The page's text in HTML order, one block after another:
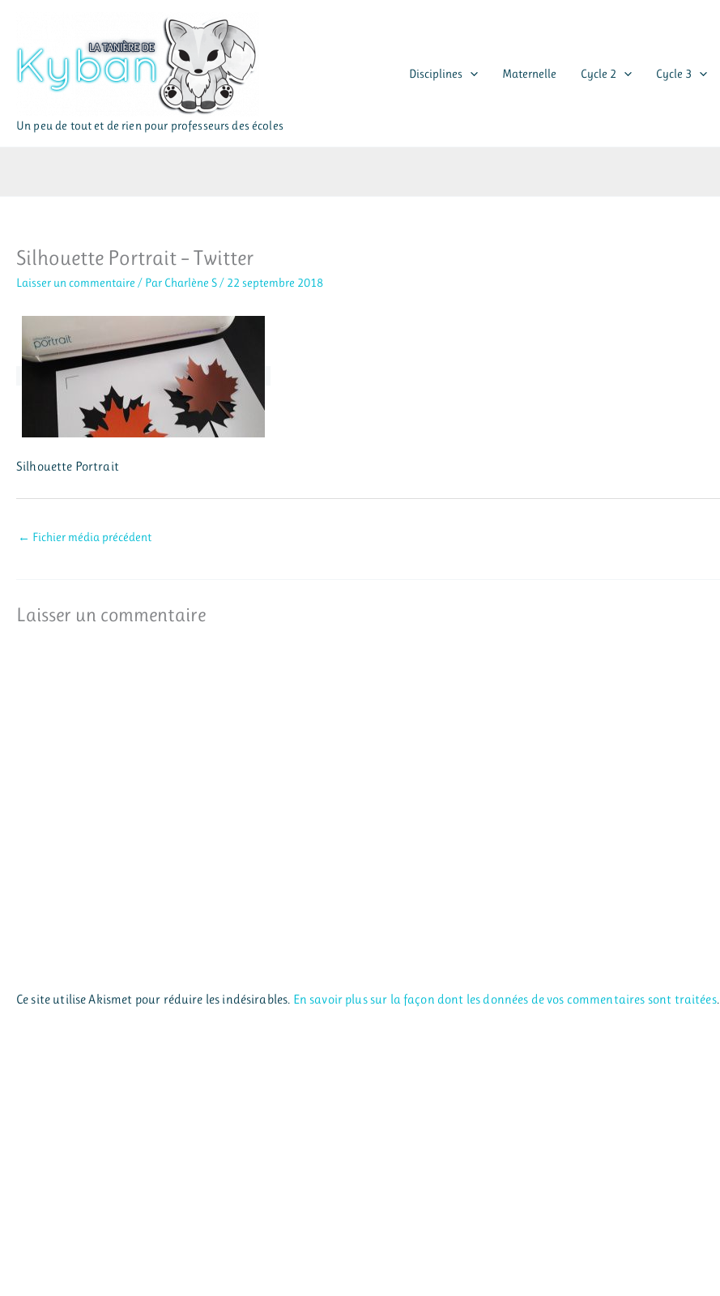
contenu
Un peu de tout et de rien pour professeurs des écoles
Disciplines Maternelle Cycle 2 Cycle 3
Silhouette Portrait – Twitter
Laisser un commentaire / Par Charlène S/ 22 septembre 2018
Silhouette Portrait
← Fichier média précédent
Laisser un commentaire
Ce site utilise Akismet pour réduire les indésirables. En savoir plus sur la façon dont les données de vos commentaires sont traitées.